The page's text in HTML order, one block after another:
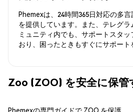
Phemexは、24時間365日対応の多
を提供しています。また、テレグ
ミュニティ内でも、サポートスタ
おり、困ったときもすぐにサポート
Zoo (ZOO) を安全に保管
Phemexの専門ガイドで ZOO を保護